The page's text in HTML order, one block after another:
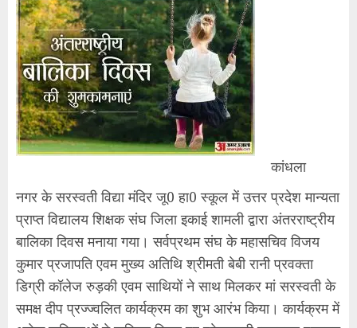
कांधला
नगर के सरस्वती विद्या मंदिर जू0 हा0 स्कूल में उत्तर प्रदेश मान्यता
प्राप्त विद्यालय शिक्षक संघ जिला इकाई शामली द्वारा अंतरराष्ट्रीय
बालिका दिवस मनाया गया। सर्वप्रथम संघ के महासचिव विजय
कुमार प्रजापति एवम मुख्य अतिथि श्रीमती बेबी रानी प्रवक्ता
डिग्री कॉलेज रुड़की एवम साथियों ने साथ मिलकर मां सरस्वती के
समक्ष दीप प्रज्ज्वलित कार्यक्रम का शुभ आरंभ किया। कार्यक्रम में